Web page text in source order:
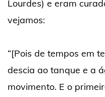
Lourdes) e eram
vejamos:
“[Pois de tempos em
descia ao tanque e a
movimento. E o